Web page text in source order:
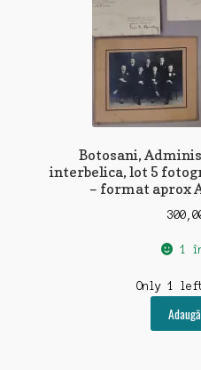
Botosani,
interbelica, lot 5
– format aprox
1
Only 1